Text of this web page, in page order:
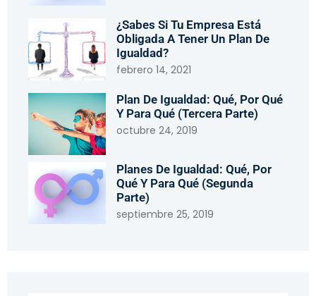
¿Sabes Si Tu Empresa Está
Obligada A Tener Un Plan De
Igualdad?
febrero 14, 2021
Plan De Igualdad: Qué, Por Qué
Y Para Qué (tercera Parte)
octubre 24, 2019
Planes De Igualdad: Qué, Por
Qué Y Para Qué (segunda
Parte)
septiembre 25, 2019